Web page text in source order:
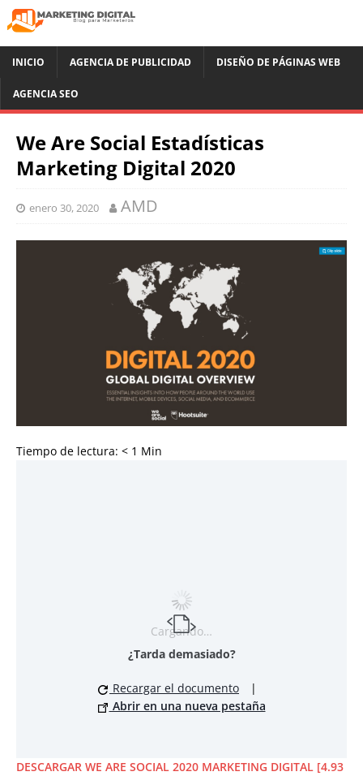
INICIO AGENCIA DE PUBLICIDAD DISEÑO DE PÁGINAS WEB
AGENCIA SEO
We Are Social Estadísticas
Marketing Digital 2020
enero 30, 2020 AMD
Tiempo de lectura: < 1 Min
Cargando…
¿Tarda demasiado?
Recargar el documento
|
Abrir en una nueva pestaña
DESCARGAR WE ARE SOCIAL 2020 MARKETING DIGITAL [4.93